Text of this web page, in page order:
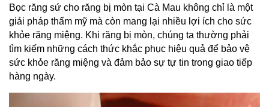
Bọc răng sứ cho răng bị mòn tại Cà Mau không chỉ là một
giải pháp thẩm mỹ mà còn mang lại nhiều lợi ích cho sức
khỏe răng miệng. Khi răng bị mòn, chúng ta thường phải
tìm kiếm những cách thức khắc phục hiệu quả để bảo vệ
sức khỏe răng miệng và đảm bảo sự tự tin trong giao tiếp
hàng ngày.